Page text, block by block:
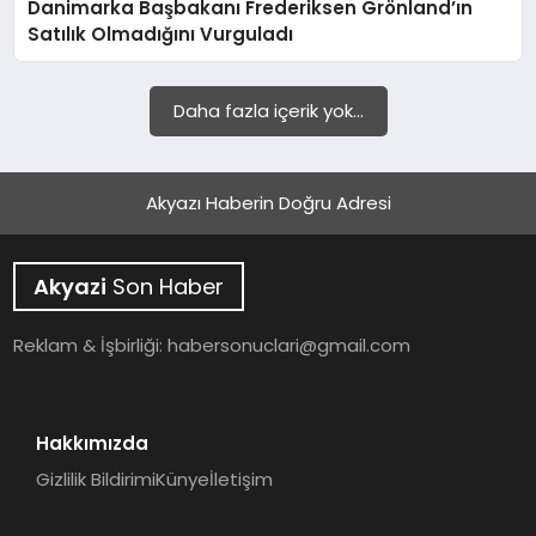
YAŞAM
Danimarka Başbakanı Frederiksen Grönland’ın
Satılık Olmadığını Vurguladı
Daha fazla içerik yok...
Akyazı Haberin Doğru Adresi
Akyazi Son Haber
Reklam & İşbirliği:habersonuclari@gmail.com
Hakkımızda
Gizlilik BildirimiKünyeİletişim